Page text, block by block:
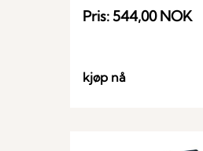
Passer til: VR 300 TK/B /2
Passer til: VR 300 TK/B
Pris: 544,00 NOK
kjøp nå